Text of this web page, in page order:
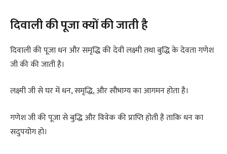
दिवाली की पूजा क्यों की जाती है
दिवाली की पूजा धन और समृद्धि की देवी लक्ष्मी तथा बुद्धि के देवता गणेश
जी की की जाती है।
लक्ष्मी जी से घर में धन, समृद्धि, और सौभाग्य का आगमन होता है।
गणेश जी की पूजा से बुद्धि और विवेक की प्राप्ति होती है ताकि धन का
सदुपयोग हो।